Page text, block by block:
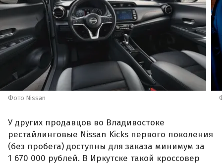
Фото Nissan
У других продавцов во Владивостоке
рестайлинговые Nissan Kicks первого поколения
(без пробега) доступны для заказа минимум за
1 670 000 рублей. В Иркутске такой кроссовер